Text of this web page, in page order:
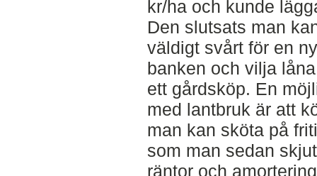
kr/ha och kunde
Den slutsats man
väldigt svårt för en
banken och vilja
ett gårdsköp. En
med lantbruk är att
man kan sköta på
som man sedan
räntor och